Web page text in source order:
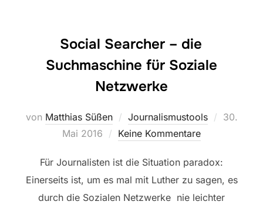
Social Searcher – die
Suchmaschine für Soziale
Netzwerke
von Matthias Süßen Journalismustools
30.
Mai 2016
Keine Kommentare
Für Journalisten ist die Situation paradox:
Einerseits ist, um es mal mit Luther zu sagen, es
durch die Sozialen Netzwerke nie leichter